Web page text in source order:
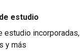
estudio
estudio incorporadas,
y más